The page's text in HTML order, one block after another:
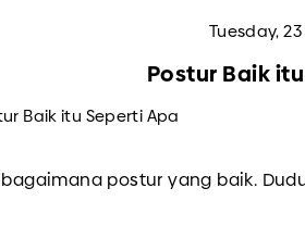
Tuesday,
Postur Baik
Baik itu Seperti Apa
postur yang baik.